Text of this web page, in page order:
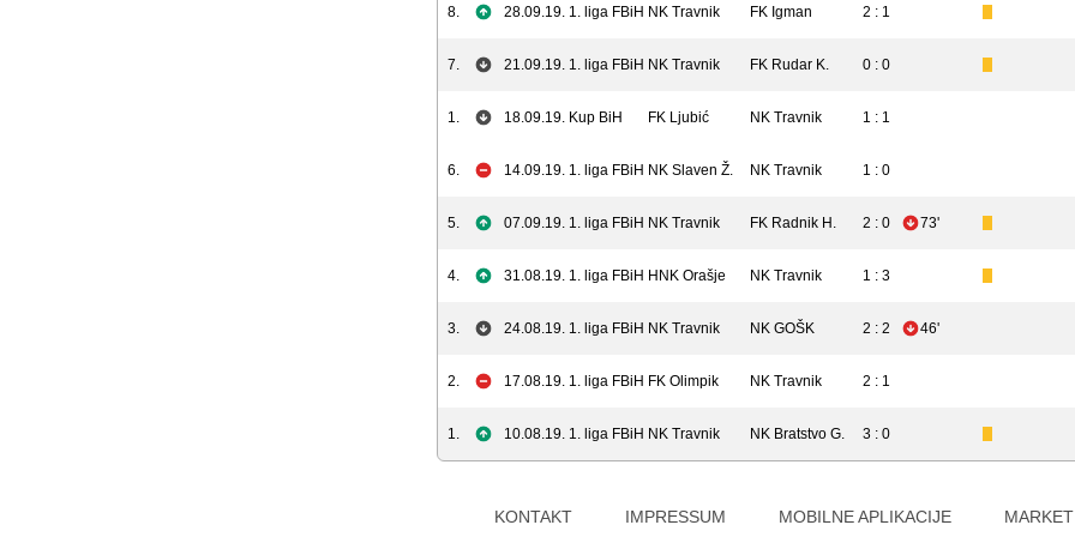
8. 28.09.19. 1. liga FBiH NK Travnik FK Igman 2 : 1
7. 21.09.19. 1. liga FBiH NK Travnik FK Rudar K. 0 : 0
1. 18.09.19. Kup BiH FK Ljubić NK Travnik 1 : 1
6. 14.09.19. 1. liga FBiH NK Slaven Ž. NK Travnik 1 : 0
5. 07.09.19. 1. liga FBiH NK Travnik FK Radnik H. 2 : 0 73'
4. 31.08.19. 1. liga FBiH HNK Orašje NK Travnik 1 : 3
3. 24.08.19. 1. liga FBiH NK Travnik NK GOŠK 2 : 2 46'
2. 17.08.19. 1. liga FBiH FK Olimpik NK Travnik 2 : 1
1. 10.08.19. 1. liga FBiH NK Travnik NK Bratstvo G. 3 : 0
KONTAKT IMPRESSUM MOBILNE APLIKACIJE